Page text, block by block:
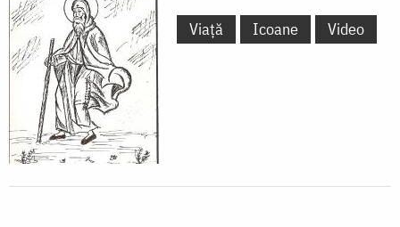
Viață Icoane Video